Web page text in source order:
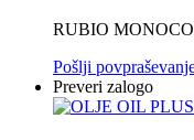
RUBIO
Pošlji
Preveri zalogo